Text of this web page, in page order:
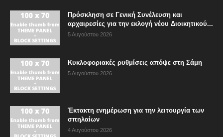
Πρόσκληση σε Γενική Συνέλευση και
αρχαιρεσίες για την εκλογή νέου Διοικητικού...
5 Αυγούστου 2026
Κυκλοφοριακές ρυθμίσεις απόψε στη Σάμη
5 Αυγούστου 2026
Έκτακτη ενημέρωση για την λειτουργία των
σπηλαίων
4 Αυγούστου 2026